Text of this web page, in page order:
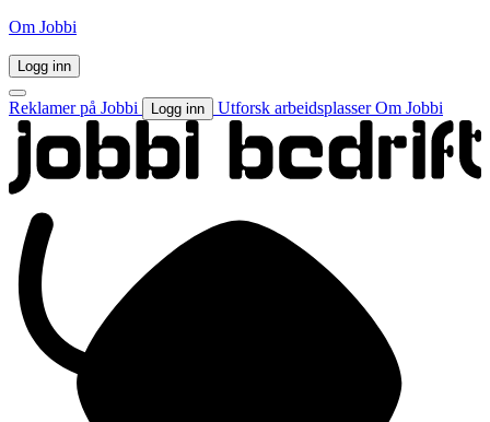
Om Jobbi
Logg inn
Reklamer på Jobbi Logg inn Utforsk arbeidsplasserOm Jobbi